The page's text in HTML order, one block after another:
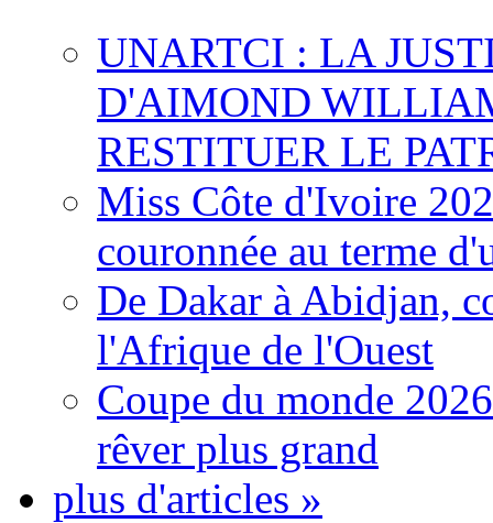
UNARTCI : LA
D'AIMOND
RESTITUER LE
Miss Côte d'Ivoire
couronnée au terme
De Dakar à Abidjan,
l'Afrique de l'Ouest
Coupe du monde
rêver plus grand
plus d'articles »